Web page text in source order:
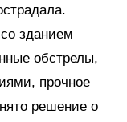
зданием
обстрелы,
прочное
решение о